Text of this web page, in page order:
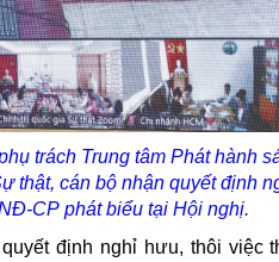
trách Trung tâm Phát hành
thật, cán bộ nhận quyết định
CP phát biểu tại Hội nghị.
định nghỉ hưu, thôi việc